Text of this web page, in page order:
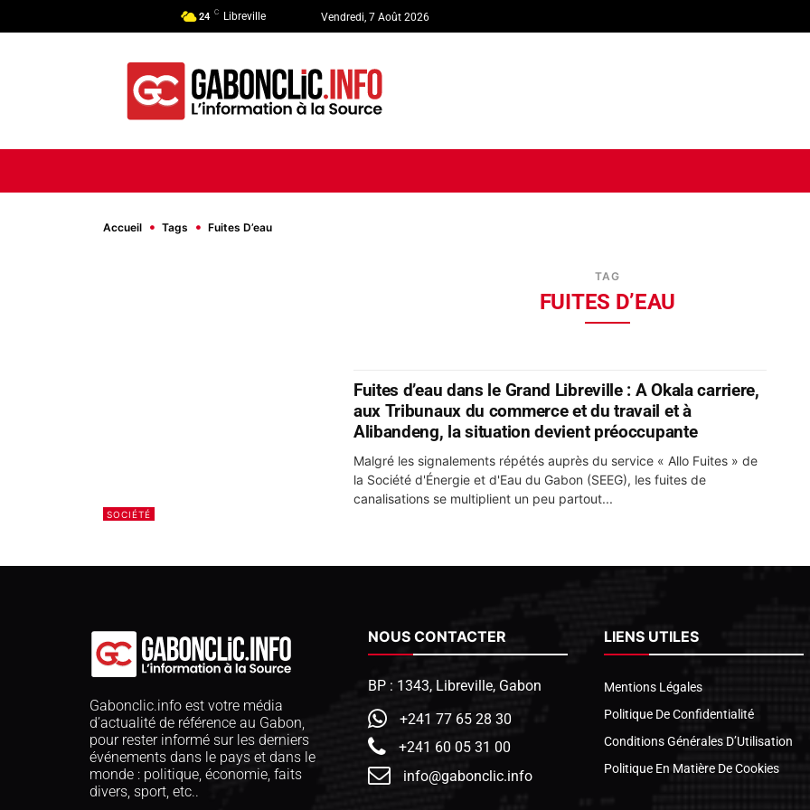
24 C Libreville Vendredi, 7 Août 2026
Accueil Tags Fuites D’eau
TAG
FUITES D’EAU
SOCIÉTÉ
Fuites d’eau dans le Grand Libreville : A Okala carriere,
aux Tribunaux du commerce et du travail et à
Alibandeng, la situation devient préoccupante
Malgré les signalements répétés auprès du service « Allo Fuites » de
la Société d'Énergie et d'Eau du Gabon (SEEG), les fuites de
canalisations se multiplient un peu partout...
Gabonclic.info est votre média
d’actualité de référence au Gabon,
pour rester informé sur les derniers
événements dans le pays et dans le
monde : politique, économie, faits
divers, sport, etc..
NOUS CONTACTER
BP : 1343, Libreville, Gabon
+241 77 65 28 30
+241 60 05 31 00
info@gabonclic.info
LIENS UTILES
Mentions Légales
Politique De Confidentialité
Conditions Générales D’Utilisation
Politique En Matière De Cookies